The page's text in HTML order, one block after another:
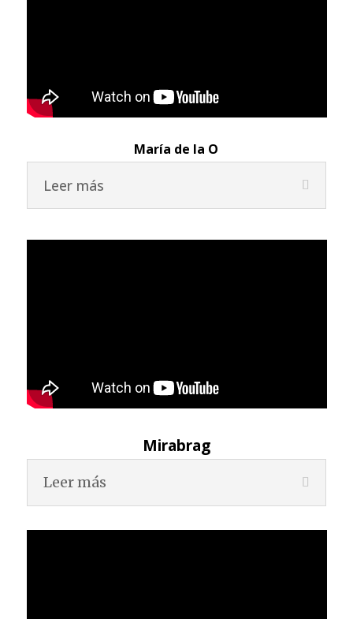
María de la O
Leer más
Mirabrag
Leer más